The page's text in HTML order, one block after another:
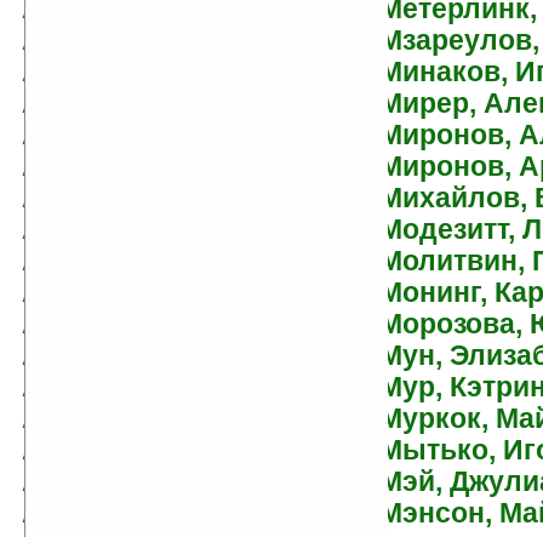
Абрамов, Артем
Абрамов, Сергей
Абрахам, Дэниел
Авербух, Наталья
Аверченко, Аркадий
Авраменко, Олег
Адамс, Дуглас
Адамс, Ричард
Адра, Фред
Аду, Нил
Азарьев, Олег
Азимов, Айзек
Айви, Александра
Айлетт, Стив
Александрова, Татьяна
Алексеев, Иван
Алексеев, Сергей
Минаков,
Мирер,
Миронов,
Миронов,
Михайлов,
Модезитт,
Молитвин,
Монинг,
Морозова,
Мун,
Мур,
Муркок,
Мытько,
Мэй,
Мэнсон,